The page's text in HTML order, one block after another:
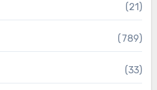
(21)
(789)
(33)